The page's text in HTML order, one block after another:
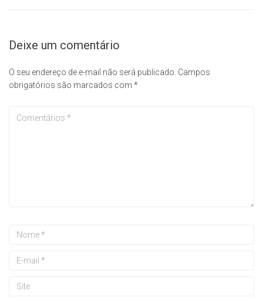
Deixe um comentário
O seu endereço de e-mail não será publicado. Campos
obrigatórios são marcados com *